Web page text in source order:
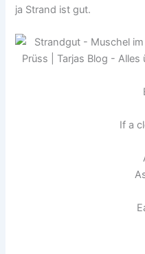
ja Strand ist gut.
If a